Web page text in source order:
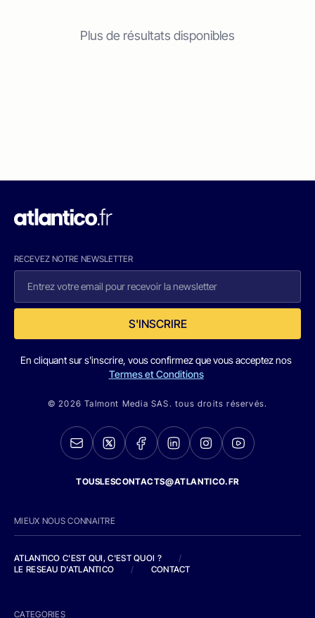
Plus de résultats disponibles
RECEVEZ NOTRE NEWSLETTER
S'INSCRIRE
En cliquant sur s'inscrire, vous confirmez que vous acceptez nos
Termes et Conditions
© 2026 Talmont Media SAS. tous droits réservés.
TOUSLESCONTACTS@ATLANTICO.FR
MIEUX NOUS CONNAITRE
ATLANTICO C'EST QUI, C'EST QUOI ?
/
LE RESEAU D'ATLANTICO
/ CONTACT
CATEGORIES